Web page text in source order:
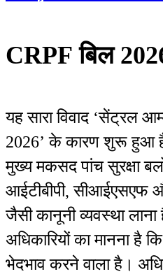
CRPF बिल
यह सारा विवाद ‘सेंट्रल
2026’ के कारण शुरू हुआ
मुख्य मकसद पांच सुरक्षा
आईटीबीपी, सीआईएसएफ
जैसी कानूनी व्यवस्था
अधिकारियों का मानना है
भेदभाव करने वाला है।